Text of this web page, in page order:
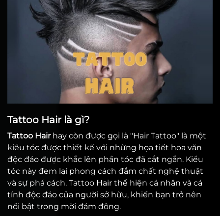
Tattoo Hair là gì?
Tattoo Hairhay còn được gọi là "Hair Tattoo" là một
kiểu tóc được thiết kế với những họa tiết hoa văn
độc đáo được khắc lên phần tóc đã cắt ngắn. Kiểu
tóc này đem lại phong cách đắm chất nghệ thuật
và sự phá cách. Tattoo Hair thể hiện cá nhân và cá
tính độc đáo của người sở hữu, khiến bạn trở nên
nổi bật trong mời đám đông.